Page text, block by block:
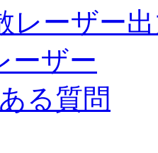
レーザー
ーザー
る質問